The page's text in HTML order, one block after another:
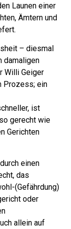
Launen einer
Ämtern und
– diesmal
damaligen
Willi Geiger
Prozess; ein
ist
gerecht wie
Gerichten
einen
das
(Gefährdung)
oder
allein auf